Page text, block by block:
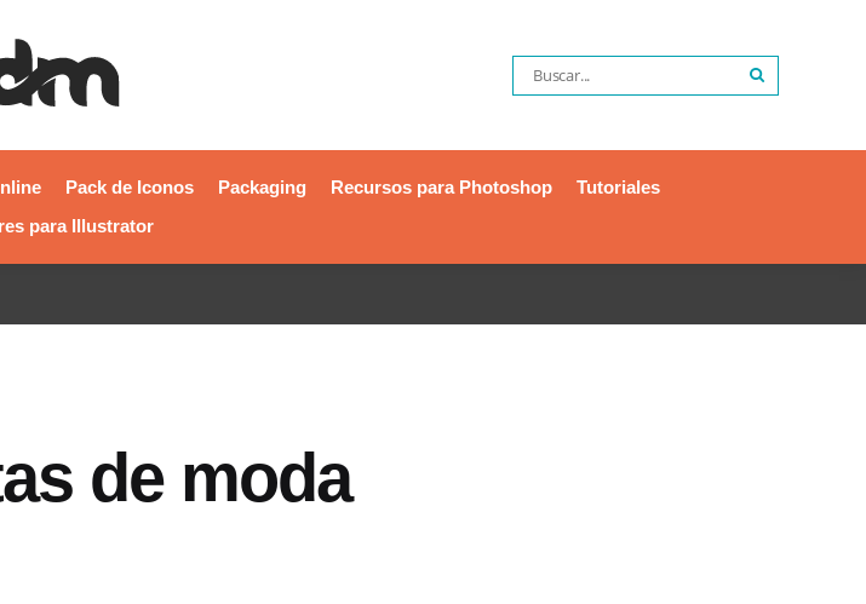
Pack de Iconos Packaging Recursos para Photoshop
Tutoriales
para Illustrator
de moda